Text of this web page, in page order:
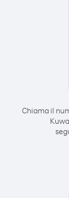
Chiama il